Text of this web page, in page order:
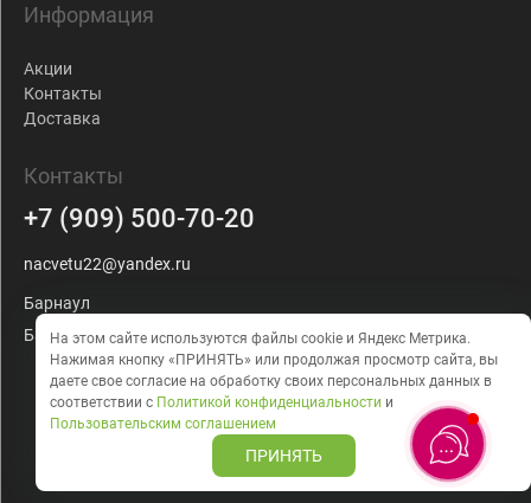
Информация
Акции
Контакты
Доставка
Контакты
+7 (909) 500-70-20
nacvetu22@yandex.ru
Барнаул
Балтийская, 103
BTB Digital
На этом сайте используются файлы cookie и Яндекс Метрика.
Нажимая кнопку «ПРИНЯТЬ» или продолжая просмотр сайта, вы
даете свое согласие на обработку своих персональных данных в
соответствии с Политикой конфиденциальности и
Пользовательским соглашением
ПРИНЯТЬ